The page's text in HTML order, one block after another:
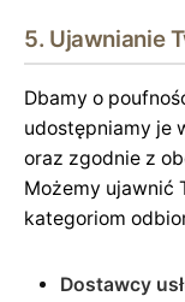
5. Ujawnianie
Dbamy o
udostępniamy je
oraz zgodnie z
Możemy ujawnić
kategoriom
Dostawcy